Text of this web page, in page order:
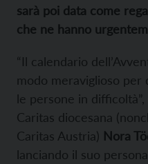
sarà poi data come
che ne hanno
“Il calendario
modo meraviglioso per
le persone in
Caritas diocesana
Caritas Austria) Nora
lanciando il suo